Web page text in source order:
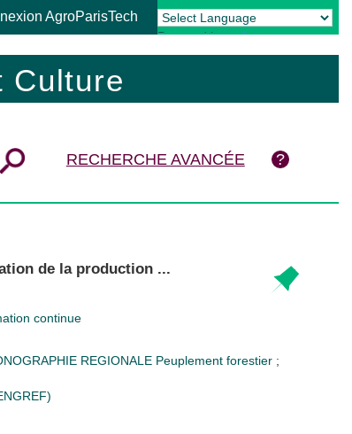
AgroParisTech
Powered by Translate
Culture
RECHERCHE AVANCÉE
de la production ...
continue
REGIONALE Peuplement forestier ;